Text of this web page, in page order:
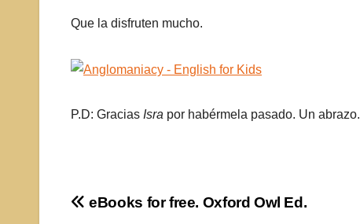
Que la disfruten mucho.
P.D: Gracias Isra por habérmela pasado. Un abrazo.
Navegación
eBooks for free. Oxford Owl Ed.